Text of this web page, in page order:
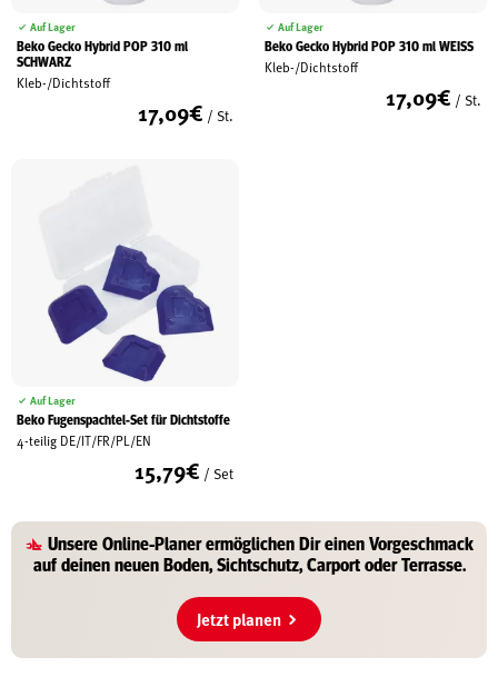
Auf Lager
Beko Gecko Hybrid POP 310 ml
SCHWARZ
Kleb-/Dichtstoff
17,09€ / St.
Auf Lager
Beko Gecko Hybrid POP 310 ml WEISS
Kleb-/Dichtstoff
17,09€ / St.
Auf Lager
Beko Fugenspachtel-Set für Dichtstoffe
4-teilig DE/IT/FR/PL/EN
15,79€ / Set
UnsereOnline-Planerermöglichen Dir einen Vorgeschmack
auf deinenneuen Boden, Sichtschutz, Carport oder Terrasse.
Jetzt planen